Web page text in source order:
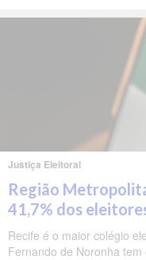
Justiça Eleitoral
Região
41,7% dos
Recife é o maior colégio
Fernando de Noronha